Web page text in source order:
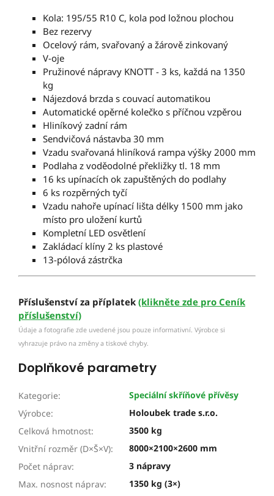
Kola: 195/55 R10 C, kola pod ložnou plochou
Bez rezervy
Ocelový rám, svařovaný a žárově zinkovaný
V-oje
Pružinové nápravy KNOTT - 3 ks, každá na 1350
kg
Nájezdová brzda s couvací automatikou
Automatické opěrné kolečko s příčnou vzpěrou
Hliníkový zadní rám
Sendvičová nástavba 30 mm
Vzadu svařovaná hliníková rampa výšky 2000 mm
Podlaha z voděodolné překližky tl. 18 mm
16 ks upínacích ok zapuštěných do podlahy
6 ks rozpěrných tyčí
Vzadu nahoře upínací lišta délky 1500 mm jako
místo pro uložení kurtů
Kompletní LED osvětlení
Zakládací klíny 2 ks plastové
13-pólová zástrčka
Příslušenství za příplatek (klikněte zde pro Ceník
příslušenství)
Údaje a fotografie zde uvedené jsou pouze informativní. Výrobce si
vyhrazuje právo na změny a tiskové chyby.
Doplňkové parametry
Kategorie:
Speciální skříňové přívěsy
Výrobce:
Holoubek trade s.r.o.
Celková hmotnost:
3500 kg
Vnitřní rozměr (D×Š×V):
8000×2100×2600 mm
Počet náprav:
3 nápravy
Max. nosnost náprav:
1350 kg (3×)